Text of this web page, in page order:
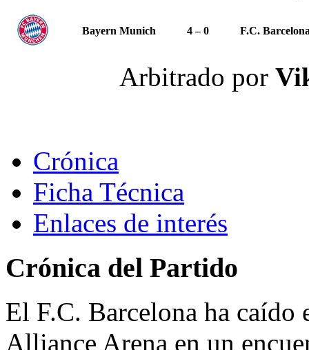
Bayern Munich 4 – 0 F.C.
Arbitrado por
Crónica
Ficha Técnica
Enlaces de interés
Crónica del Partido
El F.C. Barcelona ha caído
Alliance Arena en un